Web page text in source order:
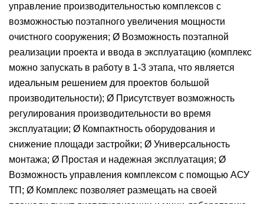
управление производительностью комплексов с
возможностью поэтапного увеличения мощности
очистного сооружения; Ø Возможность поэтапной
реализации проекта и ввода в эксплуатацию (комплекс
можно запускать в работу в 1-3 этапа, что является
идеальным решением для проектов большой
производительности); Ø Присутствует возможность
регулирования производительности во время
эксплуатации; Ø Компактность оборудования и
снижение площади застройки; Ø Универсальность
монтажа; Ø Простая и надежная эксплуатация; Ø
Возможность управления комплексом с помощью АСУ
ТП; Ø Комплекс позволяет размещать на своей